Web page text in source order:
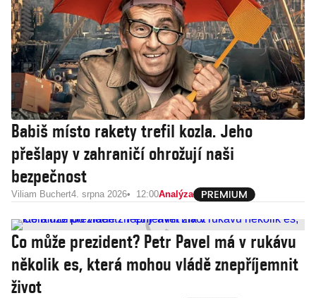
Babiš místo rakety trefil kozla. Jeho
přešlapy v zahraničí ohrožují naši
bezpečnost
Viliam Buchert4. srpna 2026 12:00Analýza
Co může prezident? Petr Pavel má v rukávu
několik es, která mohou vládě znepříjemnit
život